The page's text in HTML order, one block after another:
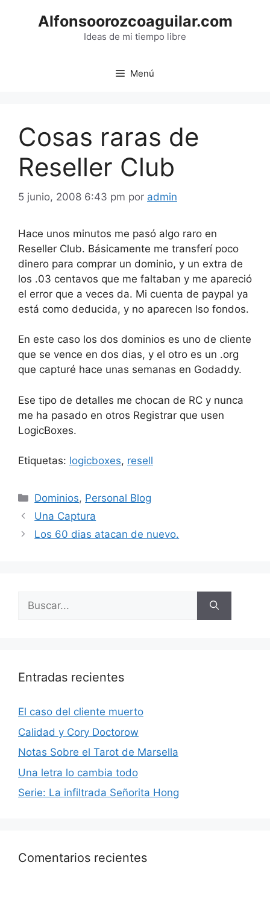
Alfonsoorozcoaguilar.com
Ideas de mi tiempo libre
Menú
Cosas raras de
Reseller Club
5 junio, 2008 6:43 pm por admin
Hace unos minutos me pasó algo raro en
Reseller Club. Básicamente me transferí poco
dinero para comprar un dominio, y un extra de
los .03 centavos que me faltaban y me apareció
el error que a veces da. Mi cuenta de paypal ya
está como deducida, y no aparecen lso fondos.
En este caso los dos dominios es uno de cliente
que se vence en dos dias, y el otro es un .org
que capturé hace unas semanas en Godaddy.
Ese tipo de detalles me chocan de RC y nunca
me ha pasado en otros Registrar que usen
LogicBoxes.
Etiquetas: logicboxes, resell
Categorías
Dominios, Personal Blog
Una Captura
Los 60 dias atacan de nuevo.
Buscar:
Entradas recientes
El caso del cliente muerto
Calidad y Cory Doctorow
Notas Sobre el Tarot de Marsella
Una letra lo cambia todo
Serie: La infiltrada Señorita Hong
Comentarios recientes